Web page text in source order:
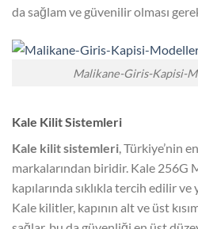
da sağlam ve güvenilir olması
Malikane-Giris-Kapisi-
Kale Kilit Sistemleri
Kale kilit sistemleri, Türkiye’nin
markalarından biridir. Kale 256G
kapılarında sıklıkla tercih edilir
Kale kilitler, kapının alt ve üst